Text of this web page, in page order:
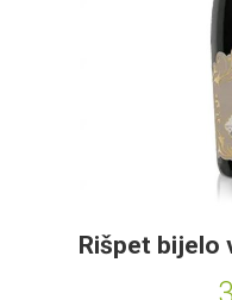
Rišpet bijelo